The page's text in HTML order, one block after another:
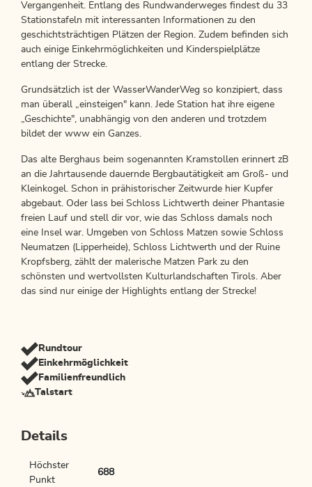
Vergangenheit. Entlang des Rundwanderweges findest du 33
Stationstafeln mit interessanten Informationen zu den
geschichtsträchtigen Plätzen der Region. Zudem befinden sich
auch einige Einkehrmöglichkeiten und Kinderspielplätze
entlang der Strecke.
Grundsätzlich ist der WasserWanderWeg so konzipiert, dass
man überall „einsteigen" kann. Jede Station hat ihre eigene
„Geschichte", unabhängig von den anderen und trotzdem
bildet der www ein Ganzes.
Das alte Berghaus beim sogenannten Kramstollen erinnert zB
an die Jahrtausende dauernde Bergbautätigkeit am Groß- und
Kleinkogel. Schon in prähistorischer Zeitwurde hier Kupfer
abgebaut. Oder lass bei Schloss Lichtwerth deiner Phantasie
freien Lauf und stell dir vor, wie das Schloss damals noch
eine Insel war. Umgeben von Schloss Matzen sowie Schloss
Neumatzen (Lipperheide), Schloss Lichtwerth und der Ruine
Kropfsberg, zählt der malerische Matzen Park zu den
schönsten und wertvollsten Kulturlandschaften Tirols. Aber
das sind nur einige der Highlights entlang der Strecke!
Rundtour
Einkehrmöglichkeit
Familienfreundlich
Talstart
Details
Höchster
Punkt
688